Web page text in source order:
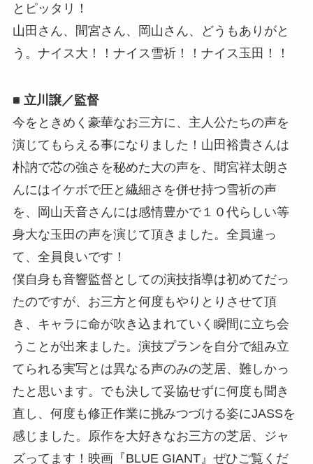
とピッタリ！
山田さん、間宮さん、岡山さん、どうもありがと
う。ナイス大！！ナイス雪祈！！ナイス玉田！！
■ 立川譲／監督
今をときめく豪華なお三方に、主人公たちの声を
演じてもらえる事になりました！山田裕貴さんは
朴訥で芯の強さを秘めた大の声を、間宮祥太朗さ
んにはイケボで圧と繊細さを併せ持つ雪祈の声
を、岡山天音さんには感情豊かで１０代らしい等
身大な玉田の声を演じて頂きました。全員違っ
て、全員良いです！
僕自身も音響監督としての演技指導は初めてだっ
たのですが、お三方と何度もやりとりさせて頂
き、キャラに命が吹き込まれていく瞬間に立ち会
うことが出来ました。演技プランを自分で組み立
てられる実写とは異なる声のみの芝居、難しかっ
たと思います。でも決して妥協せずに何度も聞き
直し、何度も修正作業に挑みつづける姿にJASSを
感じました。原作を大好きなお三方の芝居、ジャ
ズってます！映画『BLUE GIANT』ぜひご覧くだ